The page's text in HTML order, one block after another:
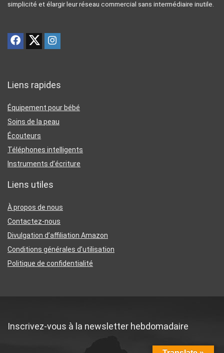
simplicité et élargir leur réseau commercial sans intermédiaire inutile.
Liens rapides
Équipement pour bébé
Soins de la peau
Écouteurs
Téléphones intelligents
Instruments d’écriture
Liens utiles
À propos de nous
Contactez-nous
Divulgation d’affiliation Amazon
Conditions générales d’utilisation
Politique de confidentialité
Inscrivez-vous à la newsletter hebdomadaire